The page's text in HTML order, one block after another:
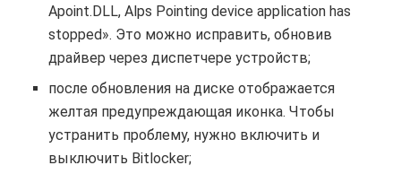
Apoint.DLL, Alps Pointing device application has
stopped». Это можно исправить, обновив
драйвер через диспетчере устройств;
после обновления на диске отображается
желтая предупреждающая иконка. Чтобы
устранить проблему, нужно включить и
выключить Bitlocker;